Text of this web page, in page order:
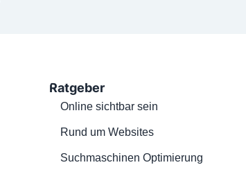
Ratgeber
Online sichtbar sein
Rund um Websites
Suchmaschinen Optimierung